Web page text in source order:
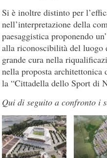
Si è inoltre distinto per
nell’interpretazione della
paesaggistica proponendo
alla riconoscibilità del luogo
grande cura nella
nella proposta architettonica
la “Cittadella dello Sport di
Qui di seguito a confronto i